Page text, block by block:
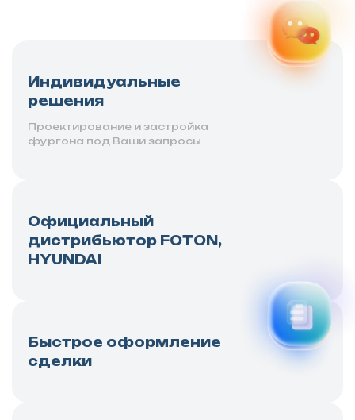
Индивидуальные
решения
Проектирование и застройка
фургона под Ваши запросы
Официальный
дистрибьютор FOTON,
HYUNDAI
Быстрое оформление
сделки